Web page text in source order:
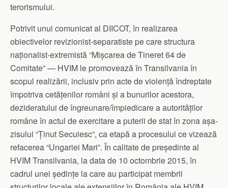
terorismului.
Potrivit unui comunicat al DIICOT, în realizarea
obiectivelor revizionist-separatiste pe care structura
naționalist-extremistă “Mișcarea de Tineret 64 de
Comitate” — HVIM le promovează în Transilvania în
scopul realizării, inclusiv prin acte de violență îndreptate
împotriva cetățenilor români și a bunurilor acestora,
dezideratului de îngreunare/împiedicare a autorităților
române în actul de exercitare a puterii de stat în zona așa-
zisului “Ținut Secuiesc”, ca etapă a procesului ce vizează
refacerea “Ungariei Mari”. În calitate de președinte al
HVIM Transilvania, la data de 10 octombrie 2015, în
cadrul unei ședințe la care au participat membrii